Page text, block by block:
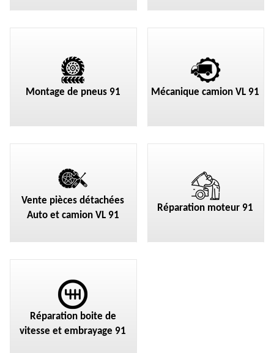
Montage de pneus 91 Mécanique camion VL 91
Vente pièces détachées
Auto et camion VL 91
Réparation moteur 91
Réparation boite de
vitesse et embrayage 91